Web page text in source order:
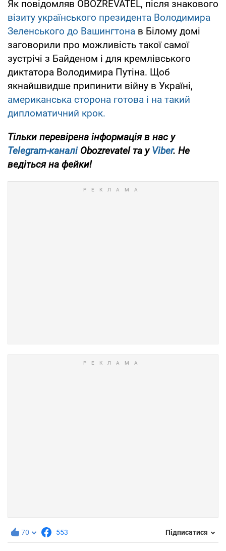
Як повідомляв OBOZREVATEL, після знакового
візиту українського президента Володимира
Зеленського до Вашингтона в Білому домі
заговорили про можливість такої самої
зустрічі з Байденом і для кремлівського
диктатора Володимира Путіна. Щоб
якнайшвидше припинити війну в Україні,
американська сторона готова і на такий
дипломатичний крок.
Тільки перевірена інформація в нас у
Telegram-каналіObozrevatel та уViber. Не
ведіться на фейки!
70 553 Підписатися